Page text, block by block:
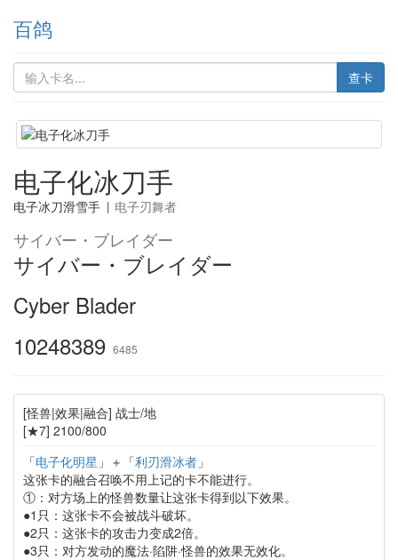
百鸽
查卡
电子化冰刀手
电子冰刀滑雪手 | 电子刃舞者
サイバー・ブレイダー
サイバー・ブレイダー
Cyber Blader
10248389 6485
[怪兽|效果|融合] 战士/地
[★7] 2100/800
「电子化明星 」＋「利刃滑冰者」
这张卡的融合召唤不用上记的卡不能进行。
①：对方场上的怪兽数量让这张卡得到以下效果。
●1只：这张卡不会被战斗破坏。
●2只：这张卡的攻击力变成2倍。
●3只：对方发动的魔法·陷阱·怪兽的效果无效化。